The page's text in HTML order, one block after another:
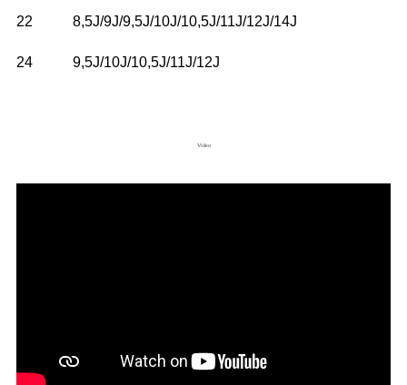
22 8,5J/9J/9,5J/10J/10,5J/11J/12J/14J
24 9,5J/10J/10,5J/11J/12J
Video